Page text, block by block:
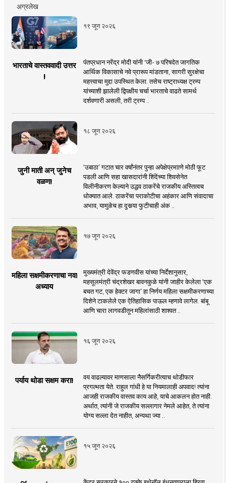
अग्रलेख
१९ जून २०२६
भारताचे वास्तववादी उत्तर
!
पंतप्रधान नरेंद्र मोदी यांनी 'जी- ७ परिषदेत जागतिक
आर्थिक विकासाचे नवे प्रारूप मांडताना, सागरी सुरक्षेचा
महत्त्वाचा मुद्दा उपस्थित केला. तसेच राष्ट्राध्यक्ष ट्रम्प
यांच्याशी झालेली द्विपक्षीय चर्चा भारताचे वाढते सामर्थ
दर्शवणारी असली, तरी ट्रम्प ..
१८ जून २०२६
जुनी माती अन् जुनेच
वळण!
‘उबाठा’ गटात चार वर्षांनंतर पुन्हा अपेक्षेप्रमााणे मोठी फूट
पडली आणि सहा खासदारांनी शिंदेंच्या शिवसेनेत
विलीनीकरण केल्याने उद्धव ठाकरेंचे राजकीय अस्तित्वच
धोक्यात आले. ठाकरेंचा पराकोटीचा अहंकार आणि संवादाचा
अभाव, यामुळेच हा दुसर्‍या फुटीचाही अंक ..
१७ जून २०२६
महिला सक्षमीकरणाचा नवा
अध्याय
मुख्यमंत्री देवेंद्र फडणवीस यांच्या निर्देशानुसार,
महसूलमंत्री चंद्रशेखर बावनकुळे यांनी जाहीर केलेला ‘एक
बचत गट, एक हेक्टर जागा’ हा निर्णय महिला सक्षमीकरणाच्या
दिशेने टाकलेले एक ऐतिहासिक पाऊल म्हणावे लागेल. बांबू
आणि चारा लागवडीतून महिलांसाठी शाश्वत ..
१६ जून २०२६
पर्याय थोडा सक्षम करा!
वय वाढल्यावर माणसाला नैसर्गिकरीत्याच थोडीफार
प्रगल्भता येते. राहुल गांधी हे या नियमालाही अपवाद! त्यांना
आजही राजकीय वास्तव काय आहे, याचे आकलन होत नाही.
अर्थात, त्यांनी जे राजकीय सल्लागार नेमले आहेत, ते त्यांना
योग्य सल्ला देत नाहीत, अन्यथा ज्या ..
१५ जून २०२६